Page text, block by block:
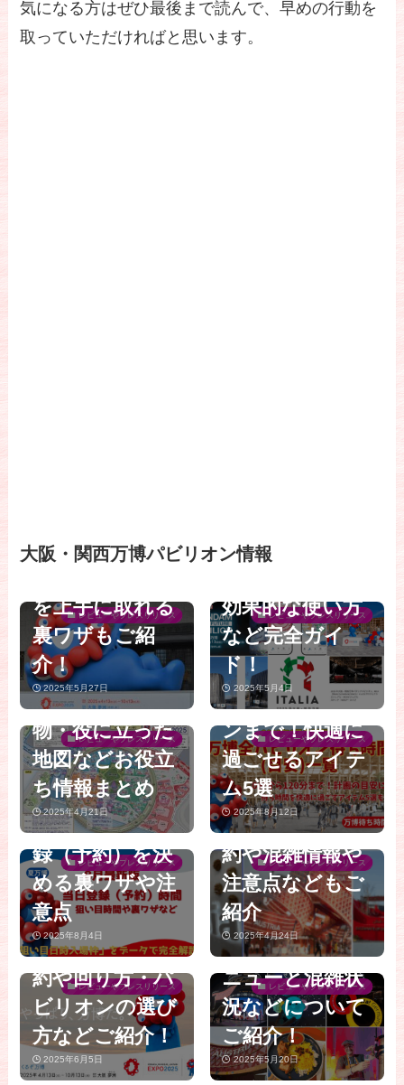
気になる方はぜひ最後まで読んで、早めの行動を
取っていただければと思います。
大阪・関西万博パビリオン情報
レビューやプレスリリース
わかりやすくま
を上手に取れる
裏ワザもご紹
介！
2025年5月27日
レビューやプレスリリース
人気パビリオン
効果的な使い方
など完全ガイ
ド！
2025年5月4日
レビューやプレスリリース
博】行ってみま
じた万博のリア
ル│トイレ事
情・混雑・本当
に必要な持ち
物・役に立った
地図などお役立
ち情報まとめ
2025年4月21日
レビューやプレスリリース
版！万博全パビ
(目安)一覧完全
ガイド│待ち時
間なしから120
分待ちパビリオ
ンまで！快適に
過ごせるアイテ
ム5選
2025年8月12日
レビューやプレスリリース
【大阪・関西万
博】8月最新
版！当日枠開放
時間一覧完全ガ
イド│夏の狙い
目時間や当日登
録（予約）を決
める裏ワザや注
意点
2025年8月4日
レビューやプレスリリース
【大阪・関西万
博】行ってきま
した！海外パビ
リオンのイチオ
シグルメと買っ
てよかったお土
産のご紹介│予
約や混雑情報や
注意点などもご
紹介
2025年4月24日
レビューやプレスリリース
【大阪・関西万
博2025】知らな
いと損する！混
雑する万博を時
短で上手にスム
ーズに回る方法
完全ガイド│予
約や回り方・パ
ビリオンの選び
方などご紹介！
2025年6月5日
レビューやプレスリリース
【大阪・関西万
博】絶対行くべ
き穴場人気パビ
リオンTOP10│
予約なしでも楽
しめるスポット
やレストランメ
ニューと混雑状
況などについて
ご紹介！
2025年5月20日
【大阪・関西万
博】絶対行くべ
き！海外パビリ
オン＆レストラ
ンおすすめ人気
【大阪・関西万
博】「null²（ヌ
「予約なし」で
入場可能！8/1か
らの「ウォーク
スルー」を完全
ガイド│落合陽
一プロデュー
ス！当日予約シ
ステム、インス